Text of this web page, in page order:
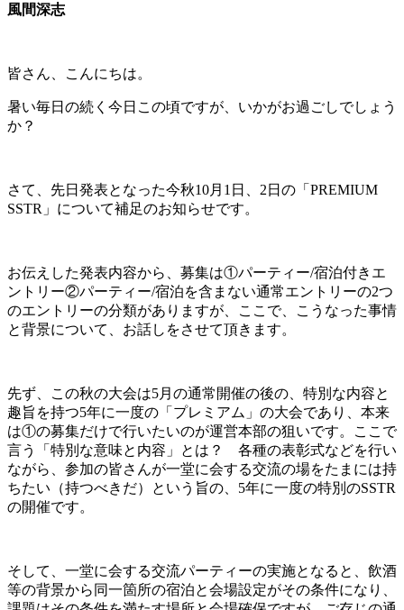
風間深志
皆さん、こんにちは。
暑い毎日の続く今日この頃ですが、いかがお過ごしでしょう
か？
さて、先日発表となった今秋10月1日、2日の「PREMIUM
SSTR」について補足のお知らせです。
お伝えした発表内容から、募集は①パーティー/宿泊付きエ
ントリー②パーティー/宿泊を含まない通常エントリーの2つ
のエントリーの分類がありますが、ここで、こうなった事情
と背景について、お話しをさせて頂きます。
先ず、この秋の大会は5月の通常開催の後の、特別な内容と
趣旨を持つ5年に一度の「プレミアム」の大会であり、本来
は①の募集だけで行いたいのが運営本部の狙いです。ここで
言う「特別な意味と内容」とは？ 各種の表彰式などを行い
ながら、参加の皆さんが一堂に会する交流の場をたまには持
ちたい（持つべきだ）という旨の、5年に一度の特別のSSTR
の開催です。
そして、一堂に会する交流パーティーの実施となると、飲酒
等の背景から同一箇所の宿泊と会場設定がその条件になり、